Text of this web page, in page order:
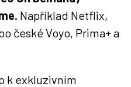
Například Netflix,
české Voyo, Prima+ a
k exkluzivním